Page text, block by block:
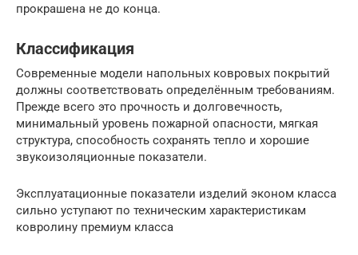
прокрашена не до конца.
Классификация
Современные модели напольных ковровых покрытий
должны соответствовать определённым требованиям.
Прежде всего это прочность и долговечность,
минимальный уровень пожарной опасности, мягкая
структура, способность сохранять тепло и хорошие
звукоизоляционные показатели.
Эксплуатационные показатели изделий эконом класса
сильно уступают по техническим характеристикам
ковролину премиум класса